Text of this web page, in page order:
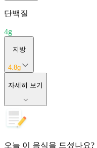
단백질
4g
지방
4.8g
자세히 보기
오늘 이 음식을 드셨나요?